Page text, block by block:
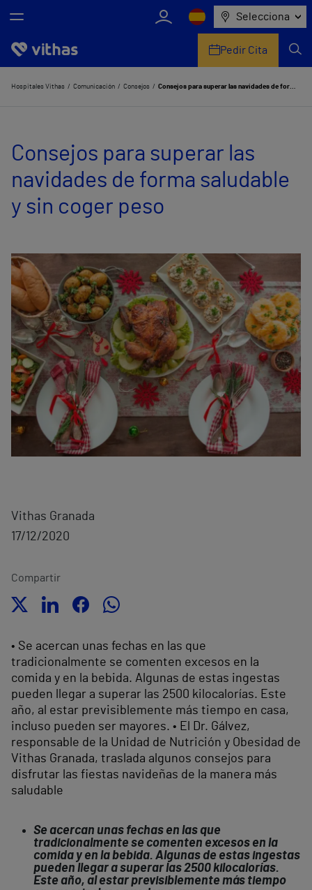
Selecciona
Nosotros
Servicios de salud
Equipo médico y asistencial
Información útil
Comunicación
Pedir Cita
Hospitales Vithas Comunicación Consejos Consejos para superar las navidades de forma saludable y sin coger peso
Consejos para superar las
navidades de forma saludable
y sin coger peso
Vithas Granada
17/12/2020
Compartir
• Se acercan unas fechas en las que
tradicionalmente se comenten excesos en la
comida y en la bebida. Algunas de estas ingestas
pueden llegar a superar las 2500 kilocalorías. Este
año, al estar previsiblemente más tiempo en casa,
incluso pueden ser mayores. • El Dr. Gálvez,
responsable de la Unidad de Nutrición y Obesidad de
Vithas Granada, traslada algunos consejos para
disfrutar las fiestas navideñas de la manera más
saludable
Se acercan unas fechas en las que
tradicionalmente se comenten excesos en la
comida y en la bebida. Algunas de estas ingestas
pueden llegar a superar las 2500 kilocalorías.
Este año, al estar previsiblemente más tiempo